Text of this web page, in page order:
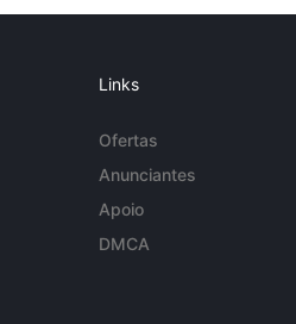
Links
Ofertas
Anunciantes
Apoio
DMCA